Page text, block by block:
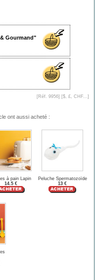
& Gourmand"
[Réf. 9956] [$, £, CHF...]
ont aussi acheté :
à pain Lapin
14.5 €
Peluche Spermatozoïde
13 €